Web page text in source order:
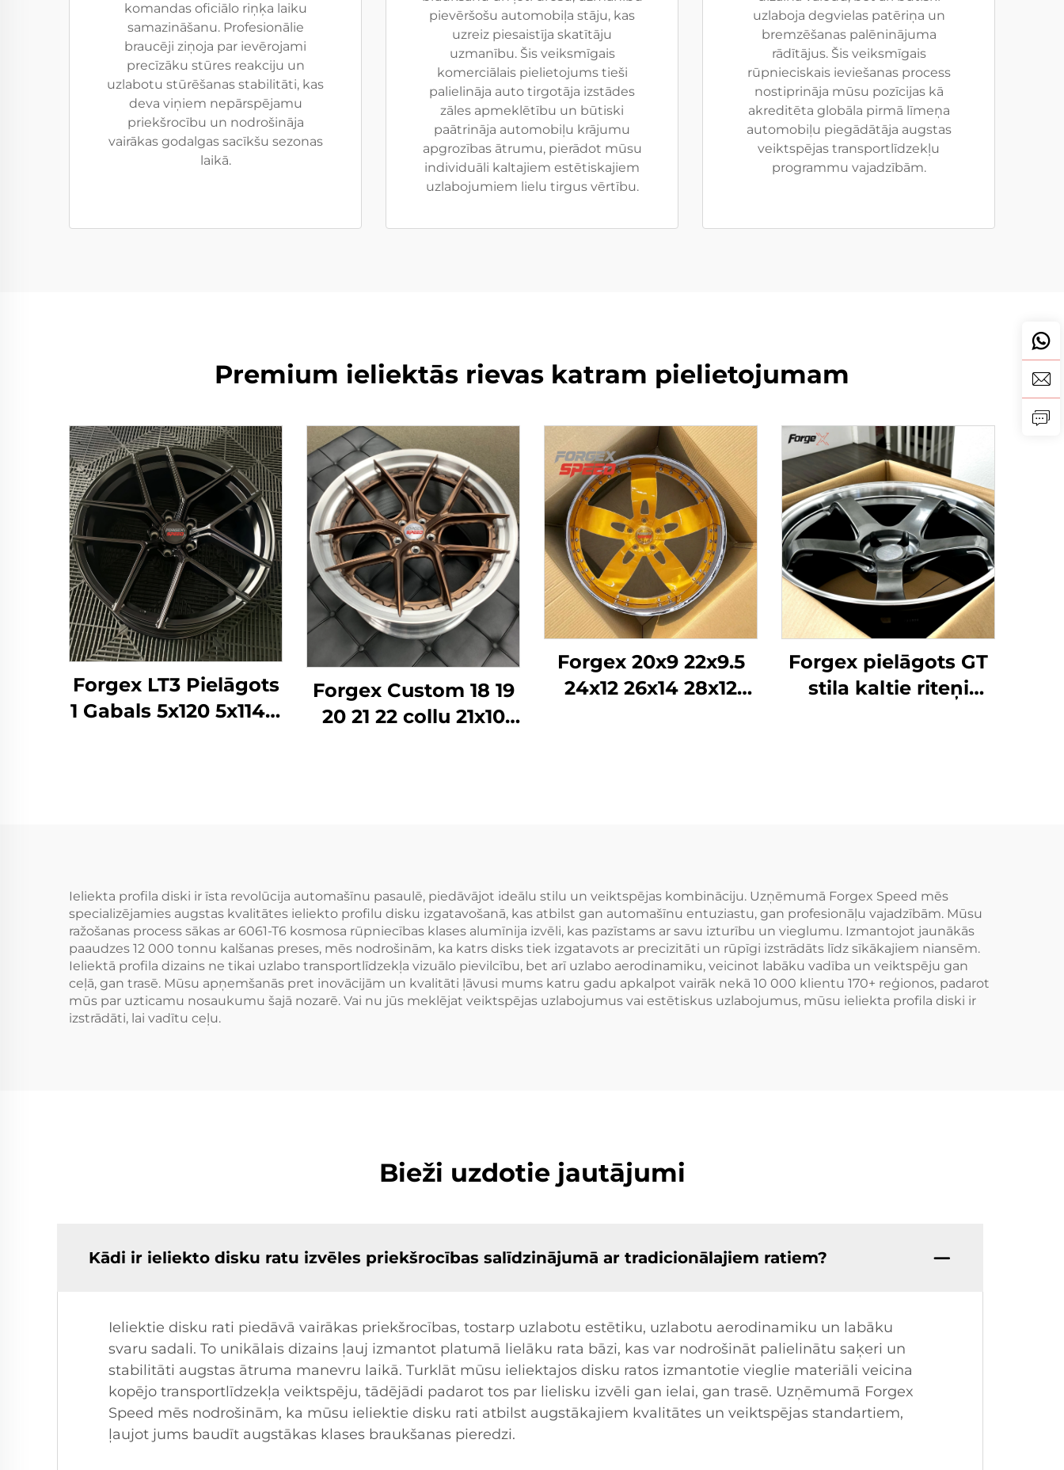
komandas oficiālo riņķa laiku
samazināšanu. Profesionālie
braucēji ziņoja par ievērojami
precīzāku stūres reakciju un
uzlabotu stūrēšanas stabilitāti, kas
deva viņiem nepārspējamu
priekšrocību un nodrošināja
vairākas godalgas sacīkšu sezonas
laikā.
pievēršošu automobiļa stāju, kas
uzreiz piesaistīja skatītāju
uzmanību. Šis veiksmīgais
komerciālais pielietojums tieši
palielināja auto tirgotāja izstādes
zāles apmeklētību un būtiski
paātrināja automobiļu krājumu
apgrozības ātrumu, pierādot mūsu
individuāli kaltajiem estētiskajiem
uzlabojumiem lielu tirgus vērtību.
uzlaboja degvielas patēriņa un
bremzēšanas palēninājuma
rādītājus. Šis veiksmīgais
rūpnieciskais ieviešanas process
nostiprināja mūsu pozīcijas kā
akreditēta globāla pirmā līmeņa
automobiļu piegādātāja augstas
veiktspējas transportlīdzekļu
programmu vajadzībām.
Premium ieliektās rievas katram pielietojumam
Forgex LT3 Pielāgots
1 Gabals 5x120 5x114.3
Forgex Custom 18 19
20 21 22 collu 21x10
Forgex 20x9 22x9.5
24x12 26x14 28x12
Forgex pielāgots GT
stila kaltie riteņi
Ieliekta profila diski ir īsta revolūcija automašīnu pasaulē, piedāvājot ideālu stilu un veiktspējas kombināciju. Uzņēmumā Forgex Speed mēs
specializējamies augstas kvalitātes ieliekto profilu disku izgatavošanā, kas atbilst gan automašīnu entuziastu, gan profesionāļu vajadzībām. Mūsu
ražošanas process sākas ar 6061-T6 kosmosa rūpniecības klases alumīnija izvēli, kas pazīstams ar savu izturību un vieglumu. Izmantojot jaunākās
paaudzes 12 000 tonnu kalšanas preses, mēs nodrošinām, ka katrs disks tiek izgatavots ar precizitāti un rūpīgi izstrādāts līdz sīkākajiem niansēm.
Ieliektā profila dizains ne tikai uzlabo transportlīdzekļa vizuālo pievilcību, bet arī uzlabo aerodinamiku, veicinot labāku vadība un veiktspēju gan
ceļā, gan trasē. Mūsu apņemšanās pret inovācijām un kvalitāti ļāvusi mums katru gadu apkalpot vairāk nekā 10 000 klientu 170+ reģionos, padarot
mūs par uzticamu nosaukumu šajā nozarē. Vai nu jūs meklējat veiktspējas uzlabojumus vai estētiskus uzlabojumus, mūsu ieliekta profila diski ir
izstrādāti, lai vadītu ceļu.
Bieži uzdotie jautājumi
Kādi ir ieliekto disku ratu izvēles priekšrocības salīdzinājumā ar tradicionālajiem ratiem?
Ieliektie disku rati piedāvā vairākas priekšrocības, tostarp uzlabotu estētiku, uzlabotu aerodinamiku un labāku
svaru sadali. To unikālais dizains ļauj izmantot platumā lielāku rata bāzi, kas var nodrošināt palielinātu saķeri un
stabilitāti augstas ātruma manevru laikā. Turklāt mūsu ieliektajos disku ratos izmantotie vieglie materiāli veicina
kopējo transportlīdzekļa veiktspēju, tādējādi padarot tos par lielisku izvēli gan ielai, gan trasē. Uzņēmumā Forgex
Speed mēs nodrošinām, ka mūsu ieliektie disku rati atbilst augstākajiem kvalitātes un veiktspējas standartiem,
ļaujot jums baudīt augstākas klases braukšanas pieredzi.